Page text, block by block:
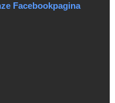
Facebookpagina